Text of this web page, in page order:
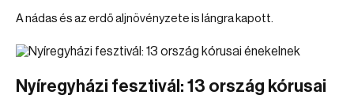
A nádas és az erdő aljnövényzete is lángra kapott.
Nyíregyházi fesztivál: 13 ország kórusai